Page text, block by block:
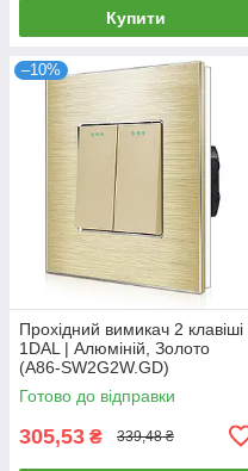
Купити
–10%
Прохідний вимикач 2 клавіші
1DAL | Алюміній, Золото
(A86-SW2G2W.GD)
Готово до відправки
305,53 ₴ 339,48 ₴